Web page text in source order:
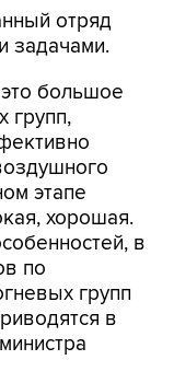
отряд
задачами.
большое
групп,
этапе
хорошая.
в
по
групп
в